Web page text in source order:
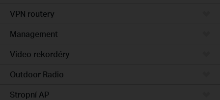
VPN routery
Management
Video rekordéry
Outdoor Radio
Stropní AP